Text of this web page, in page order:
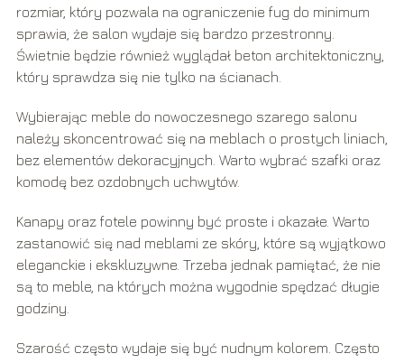
rozmiar, który pozwala na ograniczenie fug do minimum
sprawia, że salon wydaje się bardzo przestronny.
Świetnie będzie również wyglądał beton architektoniczny,
który sprawdza się nie tylko na ścianach.
Wybierając meble do nowoczesnego szarego salonu
należy skoncentrować się na meblach o prostych liniach,
bez elementów dekoracyjnych. Warto wybrać szafki oraz
komodę bez ozdobnych uchwytów.
Kanapy oraz fotele powinny być proste i okazałe. Warto
zastanowić się nad meblami ze skóry, które są wyjątkowo
eleganckie i ekskluzywne. Trzeba jednak pamiętać, że nie
są to meble, na których można wygodnie spędzać długie
godziny.
Szarość często wydaje się być nudnym kolorem. Często